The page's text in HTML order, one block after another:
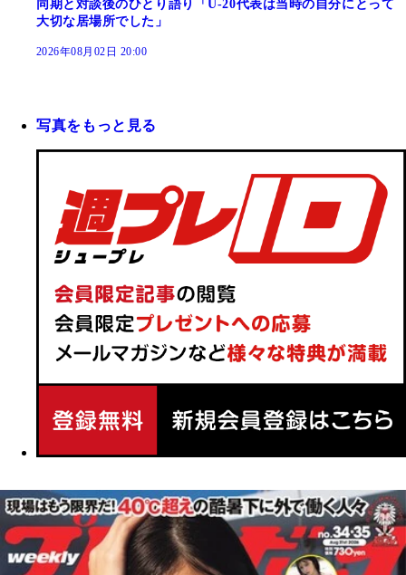
同期と対談後のひとり語り「U-20代表は当時の自分にとって
大切な居場所でした」
2026年08月02日 20:00
写真をもっと見る